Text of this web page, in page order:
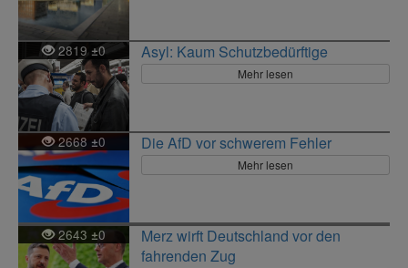
2819 ±0 Asyl: Kaum Schutzbedürftige
Mehr lesen
2668±0 Die AfD vor schwerem Fehler
Mehr lesen
2643 ±0
Merz wirft Deutschland vor den
fahrenden Zug